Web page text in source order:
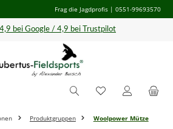
Frag die Jagdprofis | 0551-99693570
4,9 bei Google / 4,9 bei Trustpilot
Produktgruppen Woolpower Mütze